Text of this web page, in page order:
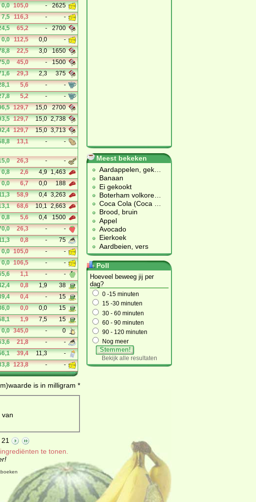
0,0 105,0 -
2625
7,5 116,3 -
-
65,2 -
2700
0,0 112,5 0,0
-
22,5 3,0
1650
45,0 -
1500
29,3 2,3
375
5,6 -
-
5,2 -
-
129,7 15,0
2700
129,7 15,0 2,738
129,7 15,0 3,713
13,1 - -
26,3 -
-
0,8 2,6 4,9 1,463
0,0 6,7 0,0
188
58,9 0,4 3,263
68,6 10,1 2,663
0,8 5,6 0,4
1500
26,3 -
-
0,8 -
75
0,0 105,0 -
-
0,0 106,5 -
-
1,1 -
-
0,8 1,9
38
0,4 -
15
0,0 0,0
15
1,9 7,5
15
0,0 345,0 -
0
21,8 -
-
39,4 11,3
-
123,8 - -
is in milligram *
van
21
te tonen.
Meest bekeken
Aardappelen, gek
Banaan
Ei gekookt
Boterham volkore
Coca Cola (Coca
Brood, bruin
Appel
Avocado
Eierkoek
Aardbeien, vers
Poll
Hoeveel beweeg jij per
dag?
0 -15 minuten
15 -30 minuten
30 - 60 minuten
60 - 90 minuten
90 - 120 minuten
Nog meer
Stemmen!
Bekijk alle resultaten